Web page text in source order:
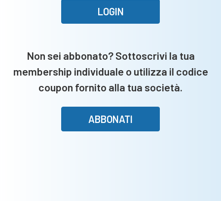
LOGIN
Non sei abbonato? Sottoscrivi la tua
membership individuale o utilizza il codice
coupon fornito alla tua società.
ABBONATI